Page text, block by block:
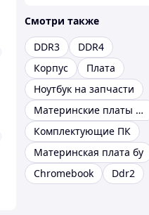
Смотри также
DDR3
DDR4
Корпус
Плата
Ноутбук на запчасти
Материнские платы для ноутбука
Комплектующие ПК
Материнская плата бу
Chromebook
Ddr2